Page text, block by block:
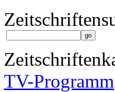
TV-Programm